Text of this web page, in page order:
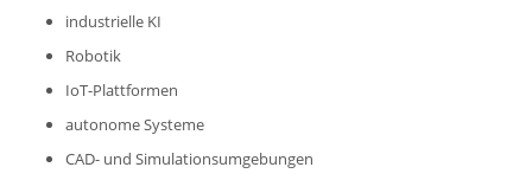
industrielle KI
Robotik
IoT-Plattformen
autonome Systeme
CAD- und Simulationsumgebungen